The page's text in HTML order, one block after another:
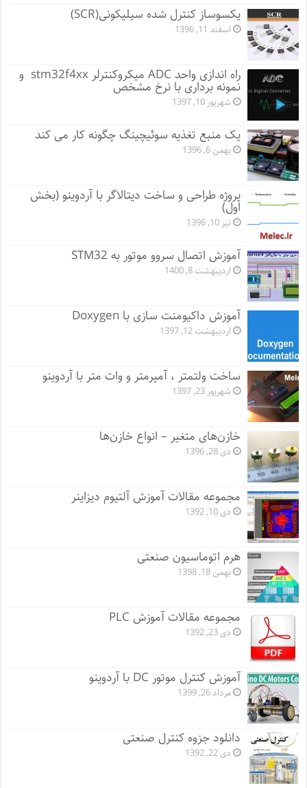
یکسوساز کنترل شده سیلیکونی(SCR)
اسفند 11, 1396
راه اندازی واحد ADC میکروکنترلر stm32f4xx و
نمونه برداری با نرخ مشخص
شهریور 10, 1397
یک منبع تغذیه سوئیچینگ چگونه کار می کند
بهمن 6, 1396
پروژه طراحی و ساخت دیتالاگر با آردوینو (بخش
اول)
تیر 10, 1396
آموزش اتصال سروو موتور به STM32
اردیبهشت 8, 1400
آموزش داکیومنت سازی با Doxygen
اردیبهشت 12, 1397
ساخت ولتمتر ، آمپرمتر و وات متر با آردوینو
شهریور 23, 1397
خازن‌های متغیر – انواع خازن‌ها
دی 28, 1396
مجموعه مقالات آموزش آلتیوم دیزاینر
دی 10, 1392
هرم اتوماسیون صنعتی
بهمن 18, 1398
مجموعه مقالات آموزش PLC
دی 23, 1392
آموزش کنترل موتور DC با آردوینو
مرداد 26, 1399
دانلود جزوه کنترل صنعتی
دی 22, 1392